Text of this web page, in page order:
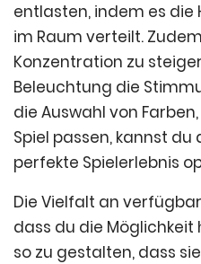
entlasten, indem es
im Raum verteilt.
Konzentration zu
Beleuchtung die
die Auswahl von
Spiel passen, kannst
perfekte Spielerlebnis
Die Vielfalt an
dass du die
so zu gestalten, dass